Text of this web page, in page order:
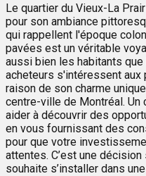
Le quartier du Vieux-La
pour son ambiance
qui rappellent l'époque
pavées est un véritable
aussi bien les habitants
acheteurs s'intéressent
raison de son charme
centre-ville de Montréal.
aider à découvrir des
en vous fournissant des
pour que votre
attentes. C’est une
souhaite s’installer dans